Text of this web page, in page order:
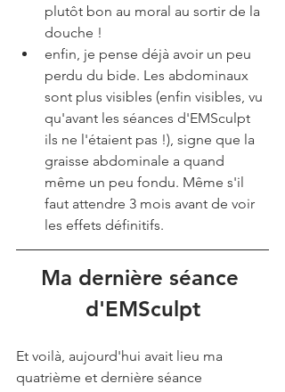
plutôt bon au moral au sortir de la
douche !
enfin, je pense déjà avoir un peu
perdu du bide. Les abdominaux
sont plus visibles (enfin visibles, vu
qu'avant les séances d'EMSculpt
ils ne l'étaient pas !), signe que la
graisse abdominale a quand
même un peu fondu. Même s'il
faut attendre 3 mois avant de voir
les effets définitifs.
Ma dernière séance
d'EMSculpt
Et voilà, aujourd'hui avait lieu ma
quatrième et dernière séance